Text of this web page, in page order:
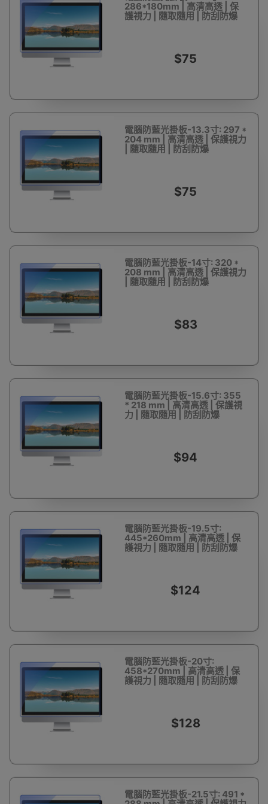
286*180mm | 高清高透 | 保
護視力 | 隨取隨用 | 防刮防爆
$75
電腦防藍光掛板-13.3寸: 297 *
204 mm | 高清高透 | 保護視力
| 隨取隨用 | 防刮防爆
$75
電腦防藍光掛板-14寸: 320 *
208 mm | 高清高透 | 保護視力
| 隨取隨用 | 防刮防爆
$83
電腦防藍光掛板-15.6寸: 355
* 218 mm | 高清高透 | 保護視
力 | 隨取隨用 | 防刮防爆
$94
電腦防藍光掛板-19.5寸:
445*260mm | 高清高透 | 保
護視力 | 隨取隨用 | 防刮防爆
$124
電腦防藍光掛板-20寸:
458*270mm | 高清高透 | 保
護視力 | 隨取隨用 | 防刮防爆
$128
電腦防藍光掛板-21.5寸: 491 *